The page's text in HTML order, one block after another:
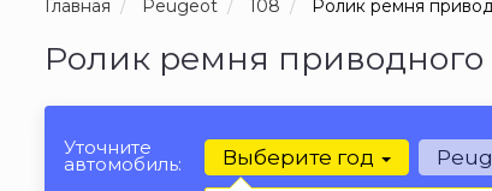
Главная Peugeot 108 Ролик ремня
Ролик ремня приводного
Уточните
автомобиль: Выберите год